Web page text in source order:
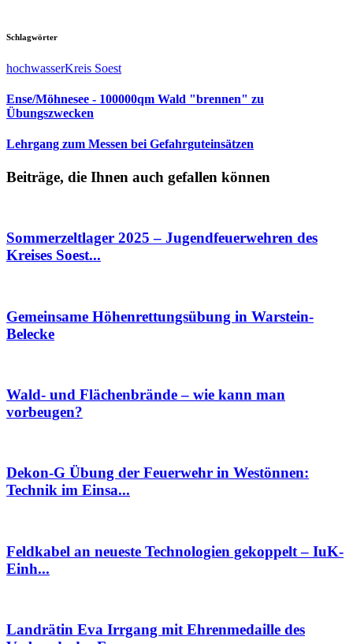
Schlagwörter
hochwasserKreis Soest
Ense/Möhnesee - 100000qm Wald "brennen" zu
Übungszwecken
Lehrgang zum Messen bei Gefahrguteinsätzen
Beiträge, die Ihnen auch gefallen können
Sommerzeltlager 2025 – Jugendfeuerwehren des
Kreises Soest...
Gemeinsame Höhenrettungsübung in Warstein-
Belecke
Wald- und Flächenbrände – wie kann man
vorbeugen?
Dekon-G Übung der Feuerwehr in Westönnen:
Technik im Einsa...
Feldkabel an neueste Technologien gekoppelt – IuK-
Einh...
Landrätin Eva Irrgang mit Ehrenmedaille des